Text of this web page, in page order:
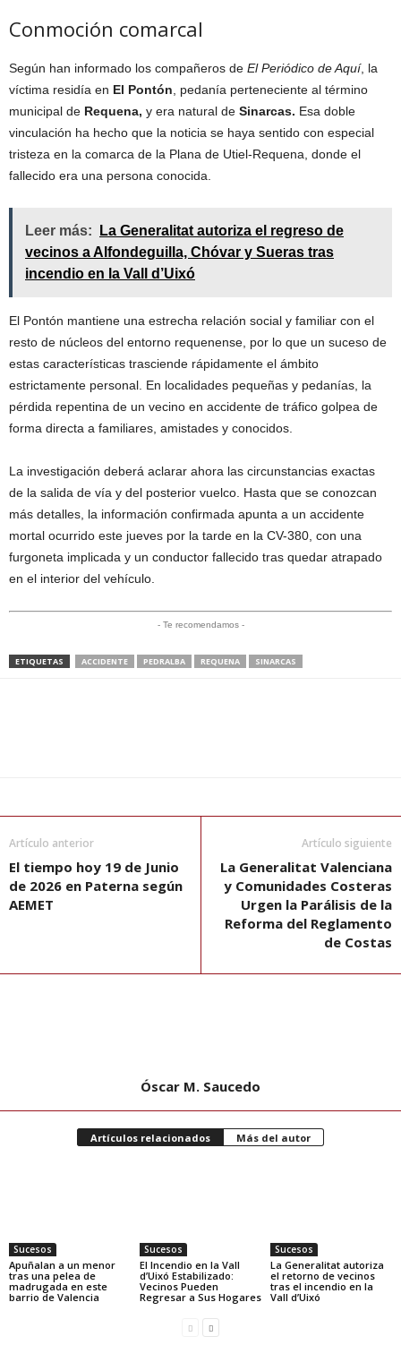
Conmoción comarcal
Según han informado los compañeros de El Periódico de Aquí, la
víctima residía en El Pontón , pedanía perteneciente al término
municipal de Requena, y era natural de Sinarcas. Esa doble
vinculación ha hecho que la noticia se haya sentido con especial
tristeza en la comarca de la Plana de Utiel-Requena, donde el
fallecido era una persona conocida.
Leer más:
La Generalitat autoriza el regreso de
vecinos a Alfondeguilla, Chóvar y Sueras tras
incendio en la Vall d’Uixó
El Pontón mantiene una estrecha relación social y familiar con el
resto de núcleos del entorno requenense, por lo que un suceso de
estas características trasciende rápidamente el ámbito
estrictamente personal. En localidades pequeñas y pedanías, la
pérdida repentina de un vecino en accidente de tráfico golpea de
forma directa a familiares, amistades y conocidos.
La investigación deberá aclarar ahora las circunstancias exactas
de la salida de vía y del posterior vuelco. Hasta que se conozcan
más detalles, la información confirmada apunta a un accidente
mortal ocurrido este jueves por la tarde en la CV-380, con una
furgoneta implicada y un conductor fallecido tras quedar atrapado
en el interior del vehículo.
- Te recomendamos -
ETIQUETAS ACCIDENTE PEDRALBA REQUENA SINARCAS
Artículo anterior
El tiempo hoy 19 de Junio
de 2026 en Paterna según
AEMET
Artículo siguiente
La Generalitat Valenciana
y Comunidades Costeras
Urgen la Parálisis de la
Reforma del Reglamento
de Costas
Óscar M. Saucedo
Artículos relacionados Más del autor
Sucesos
Apuñalan a un menor
tras una pelea de
madrugada en este
barrio de Valencia
Sucesos
El Incendio en la Vall
d’Uixó Estabilizado:
Vecinos Pueden
Regresar a Sus Hogares
Sucesos
La Generalitat autoriza
el retorno de vecinos
tras el incendio en la
Vall d’Uixó